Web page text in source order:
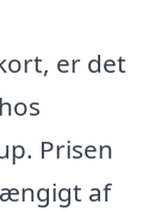
er det
Prisen
af